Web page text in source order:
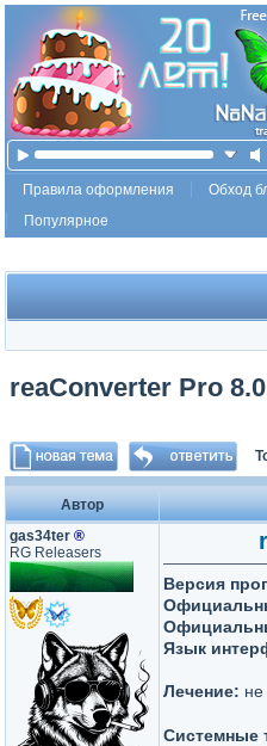
Правила оформления
Обход
Популярное
reaConverter Pro
Автор
gas34ter ®
RG Releasers
Версия
Язык
Лечение: не
Системные